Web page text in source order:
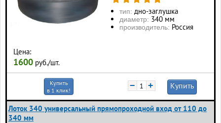
Цена:
1600 руб./шт.
тип: дно-заглушка
диаметр: 340 мм
производитель: Россия
Купить
в 1 клик!
− + Купить
Лоток 340 универсальный прямопроходной вход от 110 до
340 мм